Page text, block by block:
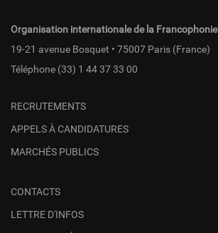
Organisation internationale de la Francophonie
19-21 avenue Bosquet • 75007 Paris (France)
Téléphone (33) 1 44 37 33 00
RECRUTEMENTS
APPELS À CANDIDATURES
MARCHÉS PUBLICS
CONTACTS
LETTRE D'INFOS